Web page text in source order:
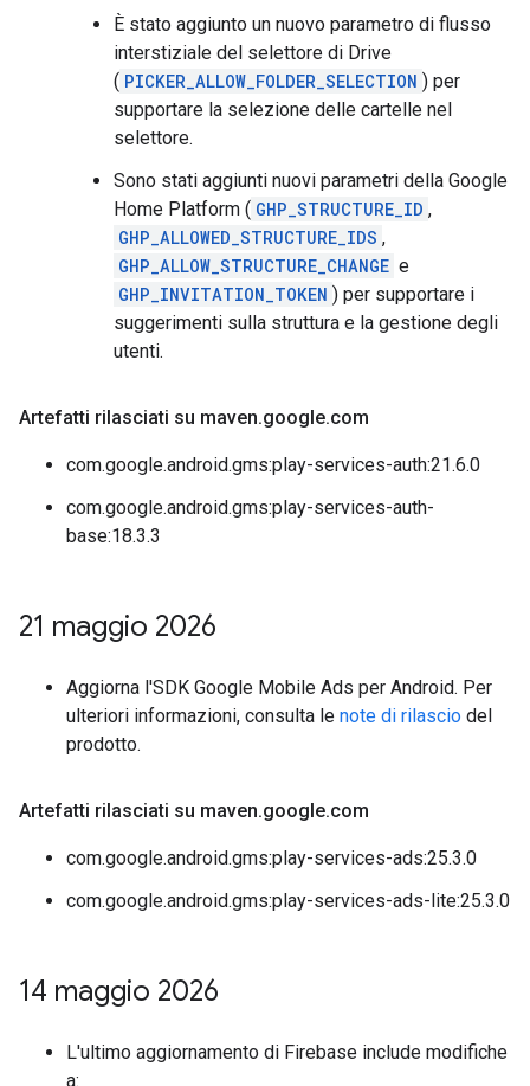
È stato aggiunto un nuovo parametro di flusso
interstiziale del selettore di Drive
( PICKER_ALLOW_FOLDER_SELECTION ) per
supportare la selezione delle cartelle nel
selettore.
Sono stati aggiunti nuovi parametri della Google
Home Platform ( GHP_STRUCTURE_ID ,
GHP_ALLOWED_STRUCTURE_IDS ,
GHP_ALLOW_STRUCTURE_CHANGE e
GHP_INVITATION_TOKEN ) per supportare i
suggerimenti sulla struttura e la gestione degli
utenti.
Artefatti rilasciati su maven.google.com
com.google.android.gms:play-services-auth:21.6.0
com.google.android.gms:play-services-auth-
base:18.3.3
21 maggio 2026
Aggiorna l'SDK Google Mobile Ads per Android. Per
ulteriori informazioni, consulta le note di rilascio del
prodotto.
Artefatti rilasciati su maven.google.com
com.google.android.gms:play-services-ads:25.3.0
com.google.android.gms:play-services-ads-lite:25.3.0
14 maggio 2026
L'ultimo aggiornamento di Firebase include modifiche
a: